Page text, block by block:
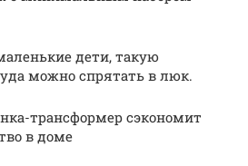
дети, такую
можно спрятать в люк.
трансформер сэкономит
в доме